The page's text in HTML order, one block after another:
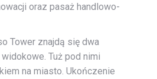
oraz pasaż handlowo-
Tower znajdą się dwa
Tuż pod nimi
na miasto. Ukończenie